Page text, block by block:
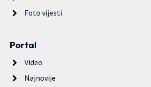
Foto vijesti
Portal
Video
Najnovije